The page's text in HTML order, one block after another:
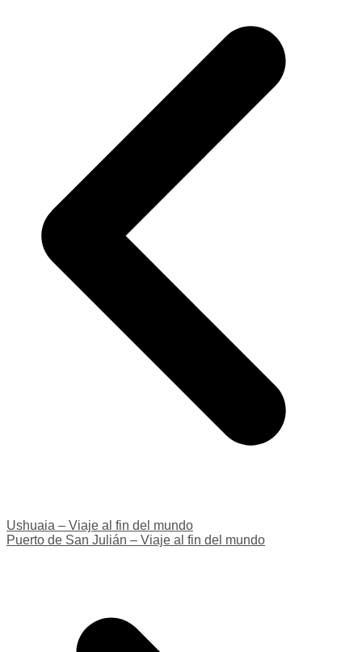
Ushuaia – Viaje al fin del mundo
Puerto de San Julián – Viaje al fin del mundo